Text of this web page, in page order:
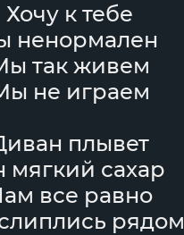
Хочу к тебе
ненормален
так живем
не играем
плывет
мягкий сахар
все равно
рядом